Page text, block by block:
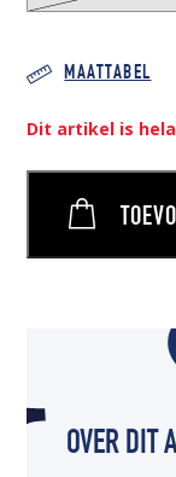
MAATTABEL
Dit artikel is
OVER DIT